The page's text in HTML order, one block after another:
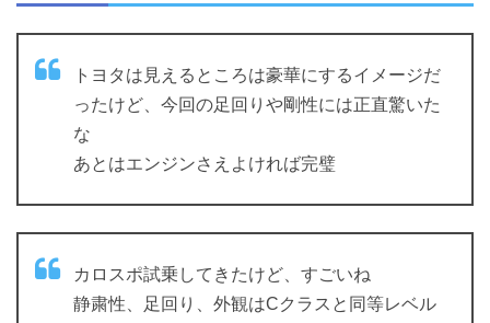
トヨタは見えるところは豪華にするイメージだ
ったけど、今回の足回りや剛性には正直驚いた
な
あとはエンジンさえよければ完璧
カロスポ試乗してきたけど、すごいね
静粛性、足回り、外観はCクラスと同等レベル